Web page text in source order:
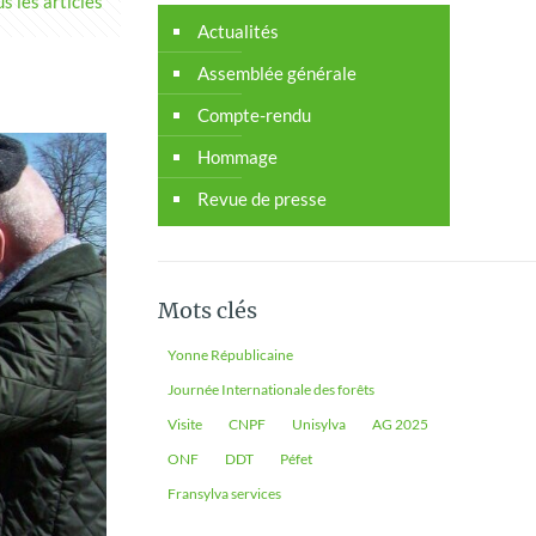
Actualités
Assemblée générale
Compte-rendu
Hommage
Revue de presse
Mots clés
Yonne Républicaine
Journée Internationale des forêts
Visite
CNPF Unisylva
AG 2025
ONF
DDT
Péfet
Fransylva services